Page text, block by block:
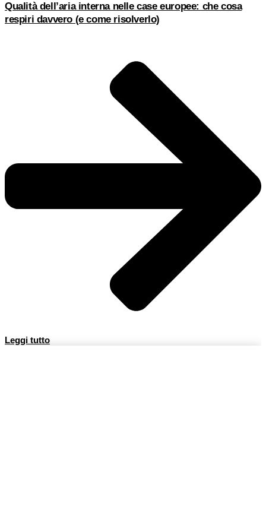
Qualità dell’aria interna nelle case europee: che cosa
respiri davvero (e come risolverlo)
Leggi tutto